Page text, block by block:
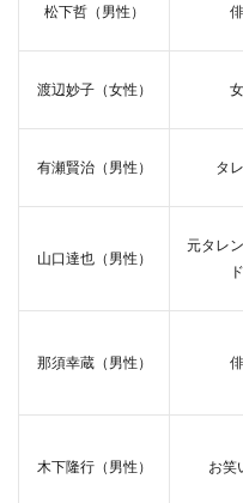
松下哲（男性）
渡辺妙子（女性）
有瀬賢治（男性） タ
山口達也（男性）
元タレ
那須幸蔵（男性）
木下隆行（男性） お笑